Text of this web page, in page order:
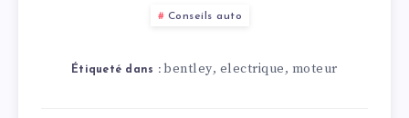
Conseils auto
Étiqueté dans : bentley, electrique, moteur